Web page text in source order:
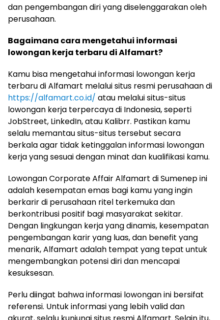
dan pengembangan diri yang diselenggarakan oleh
perusahaan.
Bagaimana cara mengetahui informasi
lowongan kerja terbaru di Alfamart?
Kamu bisa mengetahui informasi lowongan kerja
terbaru di Alfamart melalui situs resmi perusahaan di
https://alfamart.co.id/ atau melalui situs-situs
lowongan kerja terpercaya di Indonesia, seperti
JobStreet, LinkedIn, atau Kalibrr. Pastikan kamu
selalu memantau situs-situs tersebut secara
berkala agar tidak ketinggalan informasi lowongan
kerja yang sesuai dengan minat dan kualifikasi kamu.
Lowongan Corporate Affair Alfamart di Sumenep ini
adalah kesempatan emas bagi kamu yang ingin
berkarir di perusahaan ritel terkemuka dan
berkontribusi positif bagi masyarakat sekitar.
Dengan lingkungan kerja yang dinamis, kesempatan
pengembangan karir yang luas, dan benefit yang
menarik, Alfamart adalah tempat yang tepat untuk
mengembangkan potensi diri dan mencapai
kesuksesan.
Perlu diingat bahwa informasi lowongan ini bersifat
referensi. Untuk informasi yang lebih valid dan